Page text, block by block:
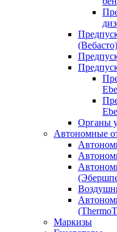
Органы
Автономные
Маркизы